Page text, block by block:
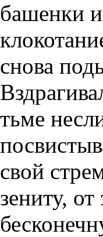
башенки
снова
тьме
свой
зениту,